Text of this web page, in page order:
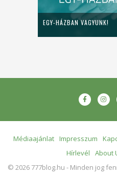
EGY-HÁZBAN VAGYUNK!
Médiaajánlat Impresszum
Hírlevél
About
© 2026 777blog.hu - Minden jog